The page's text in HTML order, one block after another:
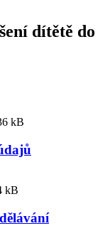
dítětě do
kB
kB